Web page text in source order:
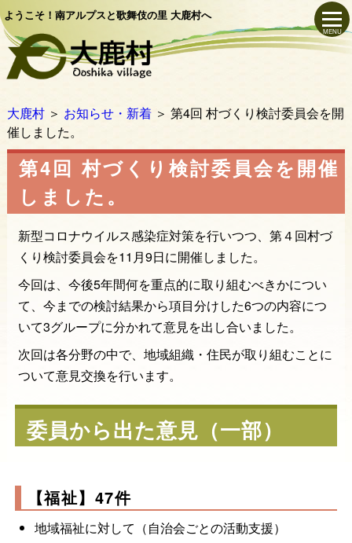
ようこそ！南アルプスと歌舞伎の里 大鹿村へ
MENU
大鹿村 ＞ お知らせ・新着＞ 第4回 村づくり検討委員会を開
催しました。
第4回 村づくり検討委員会を開催
しました。
新型コロナウイルス感染症対策を行いつつ、第４回村づ
くり検討委員会を11月9日に開催しました。
今回は、今後5年間何を重点的に取り組むべきかについ
て、今までの検討結果から項目分けした6つの内容につ
いて3グループに分かれて意見を出し合いました。
次回は各分野の中で、地域組織・住民が取り組むことに
ついて意見交換を行います。
委員から出た意見（一部）
【福祉】47件
地域福祉に対して（自治会ごとの活動支援）